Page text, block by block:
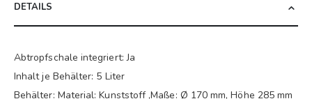
DETAILS
Abtropfschale integriert: Ja
Inhalt je Behälter: 5 Liter
Behälter: Material: Kunststoff ,Maße: Ø 170 mm, Höhe 285 mm